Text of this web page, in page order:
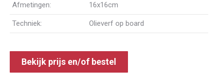
Afmetingen: 16x16cm
Techniek: Olieverf op board
Bekijk prijs en/of bestel